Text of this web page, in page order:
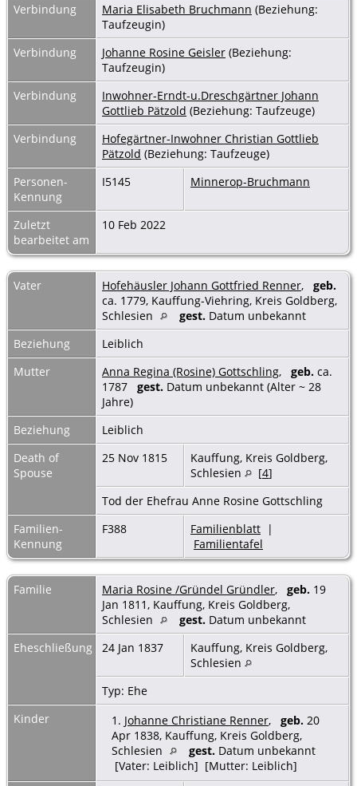
Verbindung
Maria Elisabeth Bruchmann (Beziehung:
Taufzeugin)
Verbindung
Johanne Rosine Geisler (Beziehung:
Taufzeugin)
Verbindung
Inwohner-Erndt-u.Dreschgärtner Johann
Gottlieb Pätzold (Beziehung: Taufzeuge)
Verbindung
Hofegärtner-Inwohner Christian Gottlieb
Pätzold (Beziehung: Taufzeuge)
Personen-
Kennung
I5145 Minnerop-Bruchmann
Zuletzt
bearbeitet am
10 Feb 2022
Vater Hofehäusler Johann Gottfried Renner, geb.
ca. 1779, Kauffung-Viehring, Kreis Goldberg,
Schlesien
gest. Datum unbekannt
Beziehung
Leiblich
Mutter
Anna Regina (Rosine) Gottschling, geb. ca.
1787 gest. Datum unbekannt (Alter ~ 28
Jahre)
Beziehung
Leiblich
Death of
Spouse
25 Nov 1815
Kauffung, Kreis Goldberg,
Schlesien
[4]
Tod der Ehefrau Anne Rosine Gottschling
Familien-
Kennung
F388 Familienblatt |
Familientafel
Familie Maria Rosine /Gründel Gründler, geb. 19
Jan 1811, Kauffung, Kreis Goldberg,
Schlesien
gest. Datum unbekannt
Eheschließung
24 Jan 1837
Kauffung, Kreis Goldberg,
Schlesien
Typ: Ehe
Kinder
1. Johanne Christiane Renner, geb. 20
Apr 1838, Kauffung, Kreis Goldberg,
Schlesien
gest. Datum unbekannt
[Vater: Leiblich] [Mutter: Leiblich]